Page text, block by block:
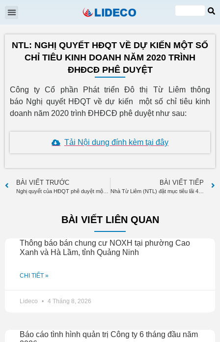
VI
EN
NTL: NGHỊ QUYẾT HĐQT VỀ DỰ KIẾN MỘT SỐ
CHỈ TIÊU KINH DOANH NĂM 2020 TRÌNH
ĐHĐCĐ PHÊ DUYỆT
Công ty Cổ phần Phát triển Đô thị Từ Liêm thông
báo Nghị quyết HĐQT về dự kiến một số chỉ tiêu kinh
doanh năm 2020 trình ĐHĐCĐ phê duyệt như sau:
Tải Nội dung đính kèm tại đây
BÀI VIẾT TRƯỚC BÀI VIẾT TIẾP
Nhà Từ Liêm (NTL) đặt mục tiêu lãi 450 tỷ đồng trước thuế năm 2020, gấp 3,5 lần năm 2019
BÀI VIẾT LIÊN QUAN
Thông báo bán chung cư NOXH tại phường Cao
Xanh và Hà Lầm, tỉnh Quảng Ninh
CHI TIẾT »
Lideco 4 Tháng 8, 2026
Báo cáo tình hình quản trị Công ty 6 tháng đầu năm